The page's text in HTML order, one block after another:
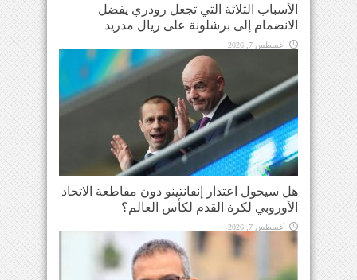
الأسباب الثلاثة التي تجعل رودري يفضل
الانضمام إلى برشلونة على ريال مدريد
أغسطس 7, 2026
هل سيحول اعتذار إنفانتينو دون مقاطعة الاتحاد
الأوروبي لكرة القدم لكأس العالم؟
أغسطس 7, 2026